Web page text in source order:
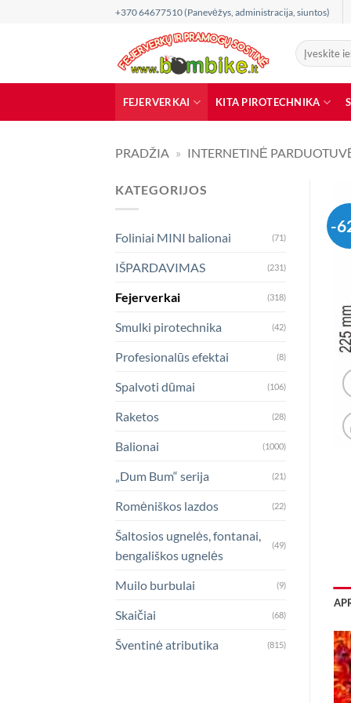
+370 64677510 (Panevėžys, administracija, siuntos)
Ieškoti:
FEJERVERKAI KITA PIROTECHNIKA
PRADŽIA » INTERNETINĖ
KATEGORIJOS
Foliniai MINI balionai (71)
IŠPARDAVIMAS (231)
Fejerverkai (318)
Smulki pirotechnika (42)
Profesionalūs efektai (8)
Spalvoti dūmai (106)
Raketos (28)
Balionai (1000)
„Dum Bum“ serija (21)
Romėniškos lazdos (22)
Šaltosios ugnelės, fontanai,
bengališkos ugnelės
(49)
Muilo burbulai (9)
Skaičiai (68)
Šventinė atributika (815)
-